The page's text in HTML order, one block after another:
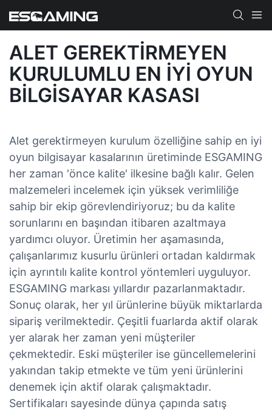
ALET GEREKTIRMEYEN
KURULUMLU EN IYI OYUN
BILGISAYAR KASASI
Alet gerektirmeyen kurulum özelliğine sahip en iyi
oyun bilgisayar kasalarının üretiminde ESGAMING
her zaman 'önce kalite' ilkesine bağlı kalır. Gelen
malzemeleri incelemek için yüksek verimliliğe
sahip bir ekip görevlendiriyoruz; bu da kalite
sorunlarını en başından itibaren azaltmaya
yardımcı oluyor. Üretimin her aşamasında,
çalışanlarımız kusurlu ürünleri ortadan kaldırmak
için ayrıntılı kalite kontrol yöntemleri uyguluyor.
ESGAMING markası yıllardır pazarlanmaktadır.
Sonuç olarak, her yıl ürünlerine büyük miktarlarda
sipariş verilmektedir. Çeşitli fuarlarda aktif olarak
yer alarak her zaman yeni müşteriler
çekmektedir. Eski müşteriler ise güncellemelerini
yakından takip etmekte ve tüm yeni ürünlerini
denemek için aktif olarak çalışmaktadır.
Sertifikaları sayesinde dünya çapında satış